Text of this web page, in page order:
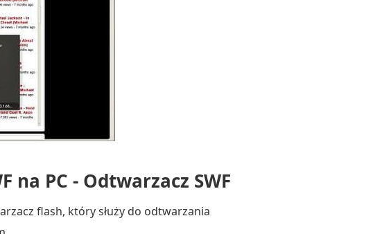
PC - Odtwarzacz SWF
flash, który służy do odtwarzania